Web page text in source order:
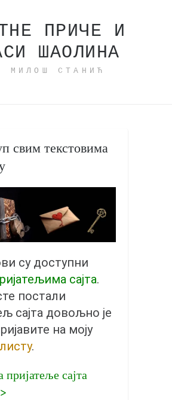
ПРИЧЕ И
ШАОЛИНА
МИЛОШ СТАНИЋ
свим текстовима
су доступни
сајта.
постали
сајта довољно је
на моју
.
сајта